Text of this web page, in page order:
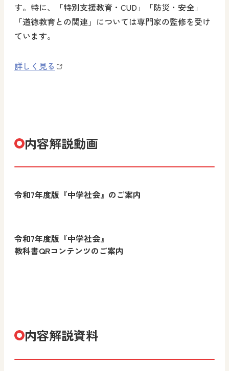
す。特に、「特別支援教育・CUD」「防災・安全」
「道徳教育との関連」については専門家の監修を受け
ています。
詳しく見る
内容解説動画
令和7年度版『中学社会』のご案内
令和7年度版『中学社会』
教科書QRコンテンツのご案内
内容解説資料